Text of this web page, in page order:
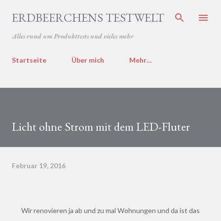
Direkt zum Hauptbereich
ERDBEERCHENS TESTWELT
Alles rund um Produkttests und vieles mehr
Startseite Über mich Mehr…
Licht ohne Strom mit dem LED-Fluter
Februar 19, 2016
Wir renovieren ja ab und zu mal Wohnungen und da ist das